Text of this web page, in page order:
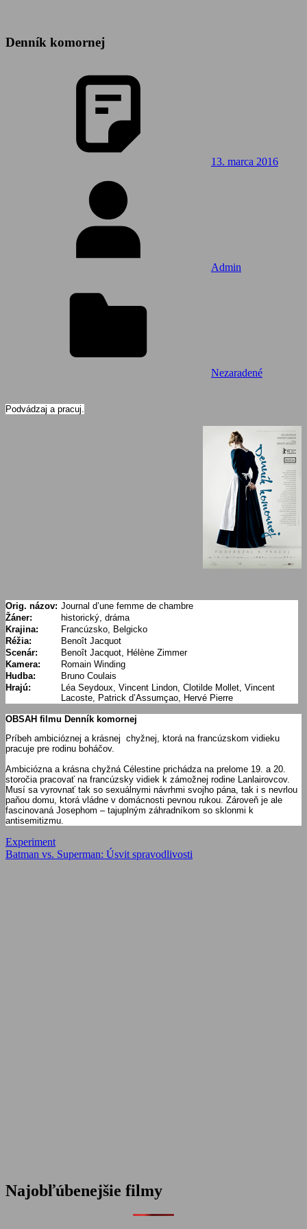
Denník komornej
13. marca 2016
Admin
Nezaradené
Podvádzaj a pracuj.
Orig. názov: Journal d’une femme de chambre
Žáner:
historický, dráma
Krajina:
Francúzsko, Belgicko
Réžia:
Benoît Jacquot
Scenár:
Benoît Jacquot, Hélène Zimmer
Kamera:
Romain Winding
Hudba:
Bruno Coulais
Hrajú:
Léa Seydoux, Vincent Lindon, Clotilde Mollet, Vincent
Lacoste, Patrick d’Assumçao, Hervé Pierre
OBSAH filmu Denník komornej
Príbeh ambicióznej a krásnej chyžnej, ktorá na francúzskom vidieku
pracuje pre rodinu boháčov.
Ambiciózna a krásna chyžná Célestine prichádza na prelome 19. a 20.
storočia pracovať na francúzsky vidiek k zámožnej rodine Lanlairovcov.
Musí sa vyrovnať tak so sexuálnymi návrhmi svojho pána, tak i s nevrlou
paňou domu, ktorá vládne v domácnosti pevnou rukou. Zároveň je ale
fascinovaná Josephom – tajuplným záhradníkom so sklonmi k
antisemitizmu.
Navigácia
v
Previous
Post:
Experiment
Next
Batman vs. Superman: Úsvit spravodlivosti
Najobľúbenejšie filmy